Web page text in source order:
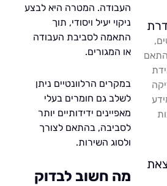
העבודה. המטרה היא לבצע
ניקוי יעיל ויסודי, תוך
התאמה לסביבת העבודה
או המגורים.
במקרים הרלוונטיים ניתן
לשלב גם חומרים בעלי
מאפיינים ידידותיים יותר
לסביבה, בהתאם לצורך
ולסוג השירות.
מה חשוב לבדוק